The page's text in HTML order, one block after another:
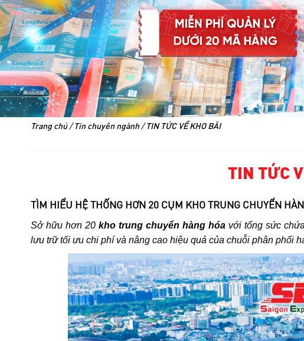
Trang chủ/Tin chuyên ngành/TIN TỨC VỀ KHO BÃI
TIN TỨC
TÌM HIỂU HỆ THỐNG HƠN 20 CỤM KHO TRUNG CHUYỂN
Sở hữu hơn 20 kho trung chuyển hàng hóa với tổng sức
lưu trữ tối ưu chi phí và nâng cao hiệu quả của chuỗi phân phối